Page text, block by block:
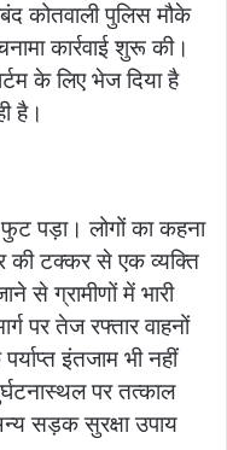
कोतवाली पुलिस मौके
कार्रवाई शुरू की।
के लिए भेज दिया है
है।
पड़ा। लोगों का कहना
की टक्कर से एक व्यक्ति
से ग्रामीणों में भारी
पर तेज रफ्तार वाहनों
इंतजाम भी नहीं
पर तत्काल
सड़क सुरक्षा उपाय